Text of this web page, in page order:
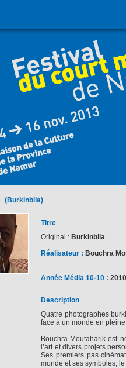
(Burkinbila)
Titre
Original : Burkinbila
Réalisateur : Bouchra
Année Média 10-10 : 2010
Description
Quatre photographes
face à un monde en
Bouchra Moutaharik est
l’art et divers projets
Ses premiers pas
monde et ses symboles,